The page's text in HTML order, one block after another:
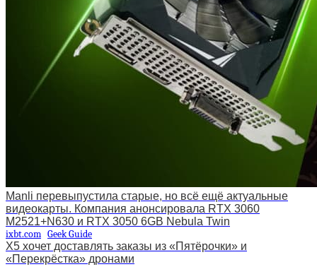
Manli перевыпустила старые, но всё ещё актуальные
видеокарты. Компания анонсировала RTX 3060
M2521+N630 и RTX 3050 6GB Nebula Twin
ixbt.com Geek Guide
X5 хочет доставлять заказы из «Пятёрочки» и
«Перекрёстка» дронами